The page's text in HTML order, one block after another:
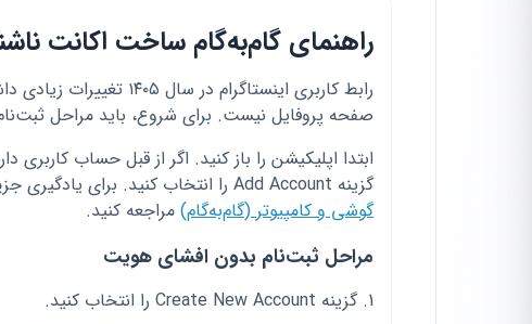
راهنمای گام‌به‌گام ساخت اکانت
رابط کاربری
صفحه پروفایل نیست. برای شروع، باید مراحل
ابتدا اپلیکیشن را باز کنید. اگر از قبل حساب
گزینه Add Account را انتخاب کنید. برای یادگیری جزییات بیشتر می‌توانید به
گوشی و کامپیوتر (گام‌به‌گام) مراجعه کنید.
مراحل ثبت‌نام بدون افشای هویت
گزینه Create New Account را انتخاب کنید.